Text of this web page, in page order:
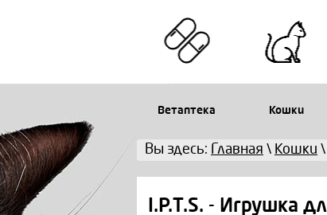
Ветаптека Кошки
Вы здесь: Главная \ Кошки \
I.P.T.S. - Игрушка